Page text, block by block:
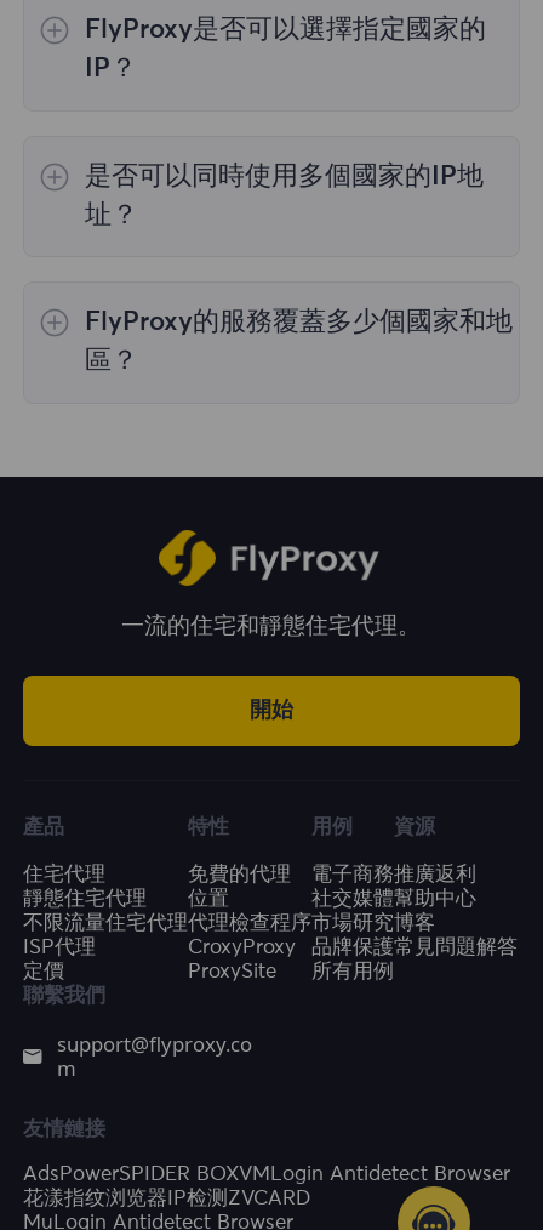
FlyProxy是否可以選擇指定國家的
IP？
的代理選擇； 靜態住宅代理提供36個國家的代
理，購買時您可以選擇所需的國家。
是否可以同時使用多個國家的IP地
址？
有用。您可以在管理面板中自由選擇和切換不同
國家的IP地址。
FlyProxy的服務覆蓋多少個國家和地
區？
一流的住宅和靜態住宅代理。
開始
產品
住宅代理
靜態住宅代理
不限流量住宅代理
ISP代理
定價
特性
免費的代理
位置
代理檢查程序
CroxyProxy
ProxySite
用例
電子商務
社交媒體
市場研究
品牌保護
所有用例
資源
推廣返利
幫助中心
博客
常見問題解答
聯繫我們
support@flyproxy.co
m
友情鏈接
AdsPowerSPIDER BOXVMLogin Antidetect Browser
花漾指纹浏览器 IP检测 ZVCARD
MuLogin Antidetect Browser